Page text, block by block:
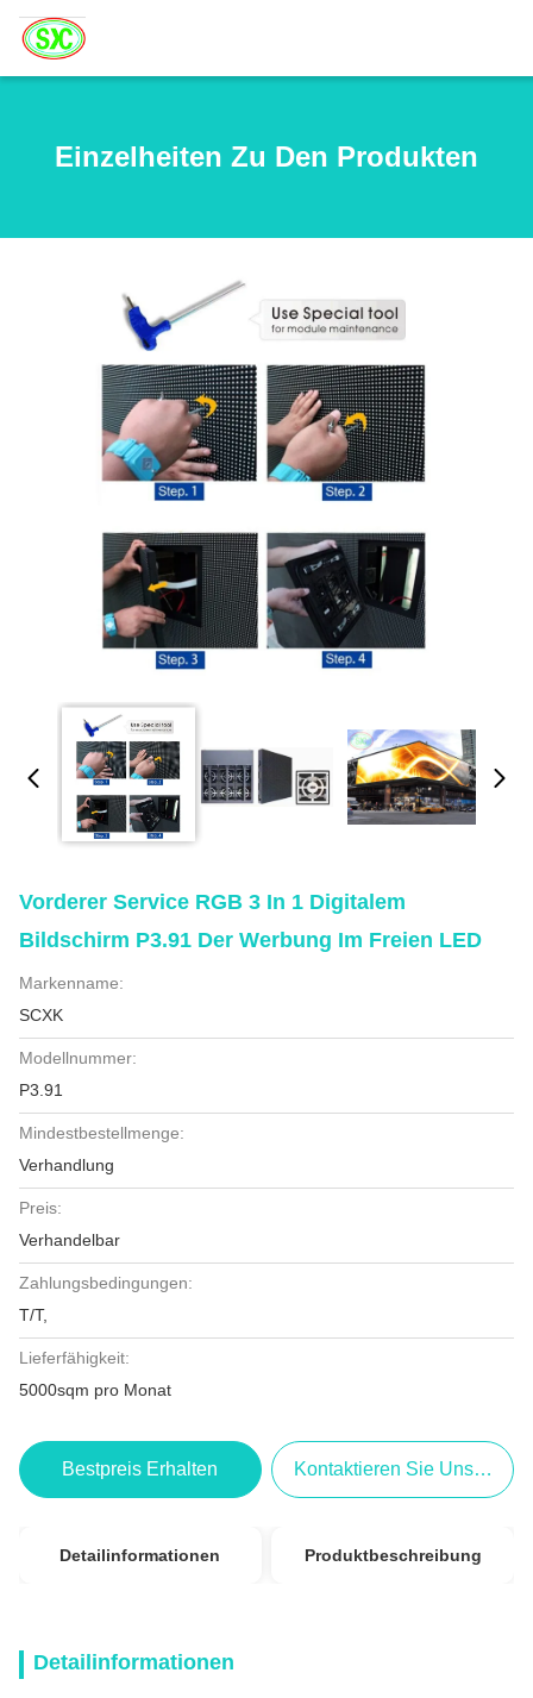
Einzelheiten Zu Den Produkten
Vorderer Service RGB 3 In 1 Digitalem
Bildschirm P3.91 Der Werbung Im Freien LED
Markenname:
SCXK
Modellnummer:
P3.91
Mindestbestellmenge:
Verhandlung
Preis:
Verhandelbar
Zahlungsbedingungen:
T/T,
Lieferfähigkeit:
5000sqm pro Monat
Bestpreis Erhalten Kontaktieren Sie Uns Jetzt
Detailinformationen Produktbeschreibung
Detailinformationen